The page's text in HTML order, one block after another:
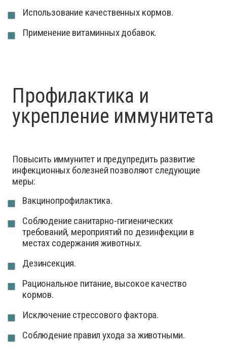
Использование качественных кормов.
Применение витаминных добавок.
Профилактика и
укрепление иммунитета
Повысить иммунитет и предупредить развитие
инфекционных болезней позволяют следующие
меры:
Вакцинопрофилактика.
Соблюдение санитарно-гигиенических
требований, мероприятий по дезинфекции в
местах содержания животных.
Дезинсекция.
Рациональное питание, высокое качество
кормов.
Исключение стрессового фактора.
Соблюдение правил ухода за животными.